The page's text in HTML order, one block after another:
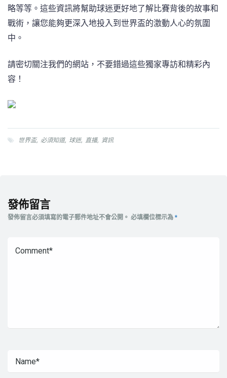
略等等。這些資訊將幫助球迷更好地了解比賽背後的故事和
戰術，讓您能夠更深入地投入到世界盃的激動人心的氛圍
中。
請密切關注我們的網站，不要錯過這些獨家專訪和精彩內
容！
世界盃, 必須知道, 球迷, 直播, 資訊
發佈留言
發佈留言必須填寫的電子郵件地址不會公開。 必填欄位標示為 *